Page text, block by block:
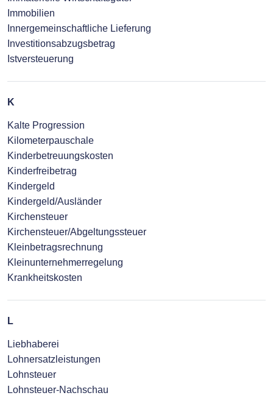
Immobilien
Innergemeinschaftliche Lieferung
Investitionsabzugsbetrag
Istversteuerung
K
Kalte Progression
Kilometerpauschale
Kinderbetreuungskosten
Kinderfreibetrag
Kindergeld
Kindergeld/Ausländer
Kirchensteuer
Kirchensteuer/Abgeltungssteuer
Kleinbetragsrechnung
Kleinunternehmerregelung
Krankheitskosten
L
Liebhaberei
Lohnersatzleistungen
Lohnsteuer
Lohnsteuer-Nachschau